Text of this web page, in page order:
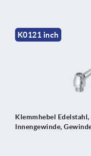
K0121 inch
Klemmhebel
Innengewinde,